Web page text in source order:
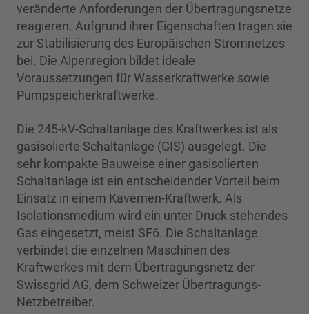
veränderte Anforderungen der Übertragungsnetze
reagieren. Aufgrund ihrer Eigenschaften tragen sie
zur Stabilisierung des Europäischen Stromnetzes
bei. Die Alpenregion bildet ideale
Voraussetzungen für Wasserkraftwerke sowie
Pumpspeicherkraftwerke.
Die 245-kV-Schaltanlage des Kraftwerkes ist als
gasisolierte Schaltanlage (GIS) ausgelegt. Die
sehr kompakte Bauweise einer gasisolierten
Schaltanlage ist ein entscheidender Vorteil beim
Einsatz in einem Kavernen-Kraftwerk. Als
Isolationsmedium wird ein unter Druck stehendes
Gas eingesetzt, meist SF6. Die Schaltanlage
verbindet die einzelnen Maschinen des
Kraftwerkes mit dem Übertragungsnetz der
Swissgrid AG, dem Schweizer Übertragungs-
Netzbetreiber.